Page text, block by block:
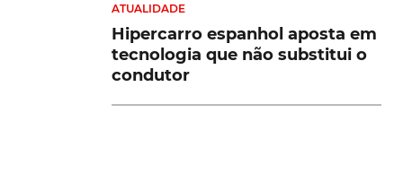
ATUALIDADE
Hipercarro espanhol aposta em
tecnologia que não substitui o
condutor